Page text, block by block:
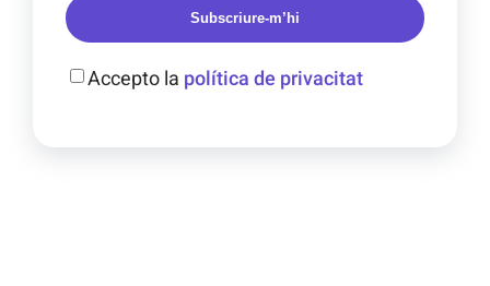
Subscriure-m’hi
Accepto la política de privacitat